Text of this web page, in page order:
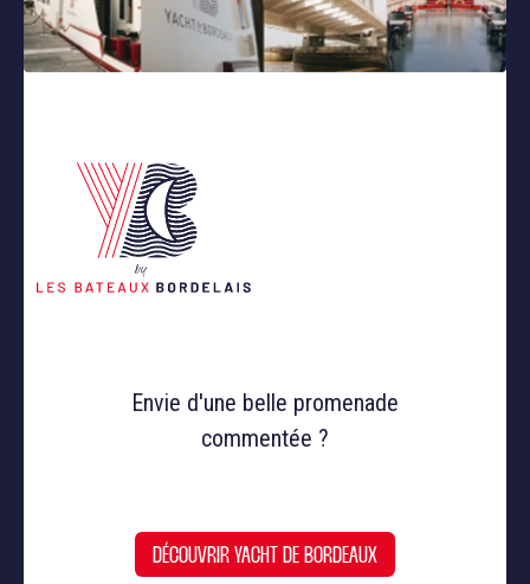
Envie d'une belle promenade
commentée ?
DÉCOUVRIR YACHT DE BORDEAUX